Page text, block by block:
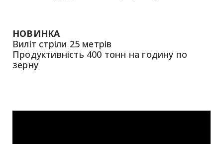
НОВИНКА
Виліт стріли 25 метрів
Продуктивність 400 тонн на годину по
зерну